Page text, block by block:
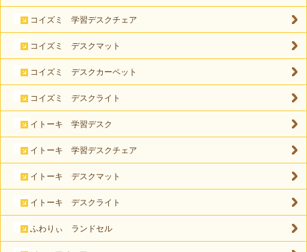
コイズミ 学習デスクチェア
コイズミ デスクマット
コイズミ デスクカーペット
コイズミ デスクライト
イトーキ 学習デスク
イトーキ 学習デスクチェア
イトーキ デスクマット
イトーキ デスクライト
ふわりぃ ランドセル